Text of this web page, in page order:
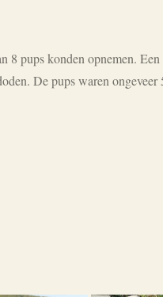
pups konden opnemen.
De pups waren ongeveer